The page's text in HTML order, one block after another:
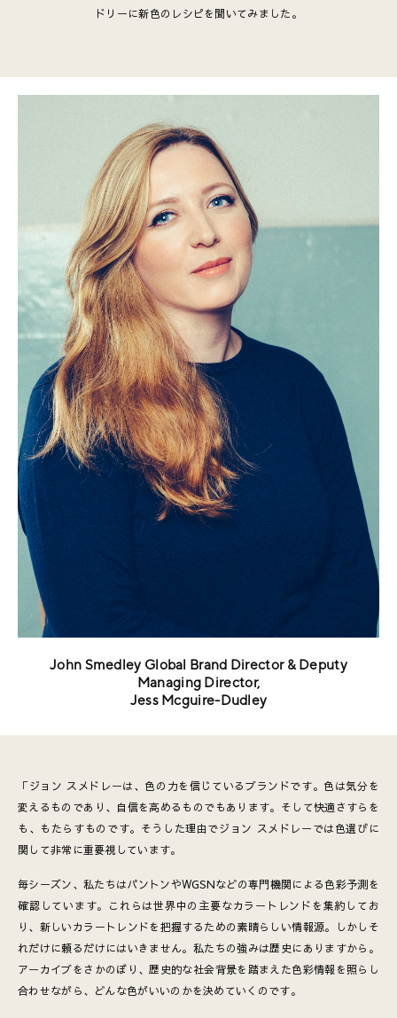
ドリーに新色のレシピを聞いてみました。
John Smedley Global Brand Director & Deputy
Managing Director,
Jess Mcguire-Dudley
「ジョン スメドレーは、色の力を信じているブランドです。色は気分を
変えるものであり、自信を高めるものでもあります。そして快適さすらを
も、もたらすものです。そうした理由でジョン スメドレーでは色選びに
関して非常に重要視しています。
毎シーズン、私たちはパントンやWGSNなどの専門機関による色彩予測を
確認しています。これらは世界中の主要なカラートレンドを集約してお
り、新しいカラートレンドを把握するための素晴らしい情報源。しかしそ
れだけに頼るだけにはいきません。私たちの強みは歴史にありますから。
アーカイブをさかのぼり、歴史的な社会背景を踏まえた色彩情報を照らし
合わせながら、どんな色がいいのかを決めていくのです。